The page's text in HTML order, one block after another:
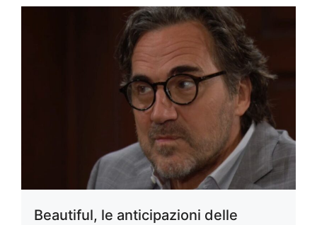
Beautiful, le anticipazioni delle